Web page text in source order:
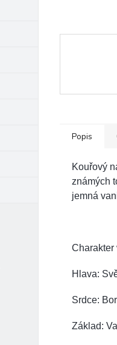
Popis
Kouřový
známých
jemná
Charakter
Hlava:
Srdce:
Základ: